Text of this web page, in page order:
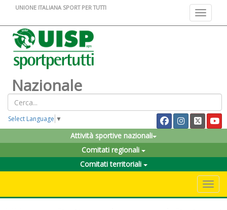
Toggle
UNIONE ITALIANA SPORT PER TUTTI
Nazionale
Select Language ▼
Attività sportive nazionali
Comitati regionali
Comitati territoriali